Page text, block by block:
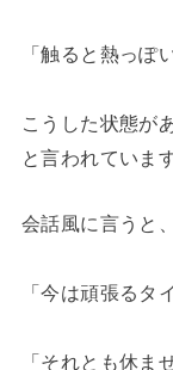
「触ると熱っぽ
こうした状態が
と言われています
会話風に言うと、
「今は頑張るタ
「それとも休ま